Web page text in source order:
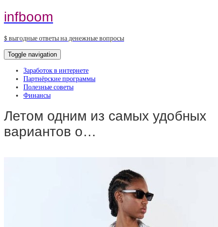
infboom
$ выгодные ответы на денежные вопросы
Toggle navigation
Заработок в интернете
Партнёрские программы
Полезные советы
Финансы
Летом одним из самых удобных
вариантов о…